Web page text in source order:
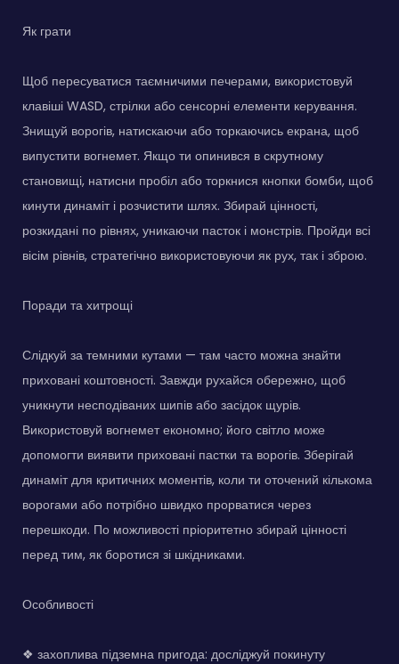
Як грати
Щоб пересуватися таємничими печерами, використовуй
клавіші WASD, стрілки або сенсорні елементи керування.
Знищуй ворогів, натискаючи або торкаючись екрана, щоб
випустити вогнемет. Якщо ти опинився в скрутному
становищі, натисни пробіл або торкнися кнопки бомби, щоб
кинути динаміт і розчистити шлях. Збирай цінності,
розкидані по рівнях, уникаючи пасток і монстрів. Пройди всі
вісім рівнів, стратегічно використовуючи як рух, так і зброю.
Поради та хитрощі
Слідкуй за темними кутами — там часто можна знайти
приховані коштовності. Завжди рухайся обережно, щоб
уникнути несподіваних шипів або засідок щурів.
Використовуй вогнемет економно; його світло може
допомогти виявити приховані пастки та ворогів. Зберігай
динаміт для критичних моментів, коли ти оточений кількома
ворогами або потрібно швидко прорватися через
перешкоди. По можливості пріоритетно збирай цінності
перед тим, як боротися зі шкідниками.
Особливості
❖ захоплива підземна пригода: досліджуй покинуту